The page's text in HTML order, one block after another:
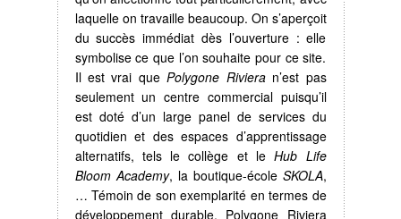
laquelle on travaille beaucoup. On s’aperçoit
du succès immédiat dès l’ouverture : elle
symbolise ce que l’on souhaite pour ce site.
Il est vrai quePolygone Rivieran’est pas
seulement un centre commercial puisqu’il
est doté d’un large panel de services du
quotidien et des espaces d’apprentissage
alternatifs, tels le collège et leHub Life
Bloom Academy, la boutique-école SKOLA,
… Témoin de son exemplarité en termes de
développement durable, Polygone Riviera